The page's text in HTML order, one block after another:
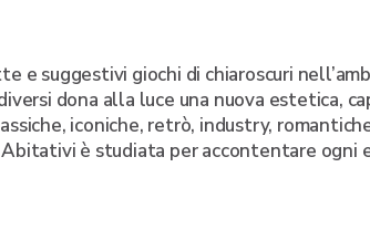
e suggestivi giochi di chiaroscuri
dona alla luce una nuova estetica,
iconiche, retrò, industry,
è studiata per accontentare ogni